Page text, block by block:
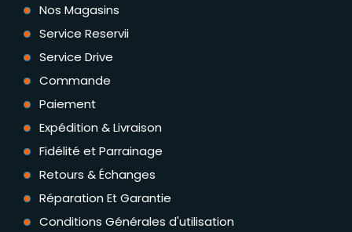
Nos Magasins
Service Reservii
Service Drive
Commande
Paiement
Expédition & Livraison
Fidélité et Parrainage
Retours & Échanges
Réparation Et Garantie
Conditions Générales d'utilisation